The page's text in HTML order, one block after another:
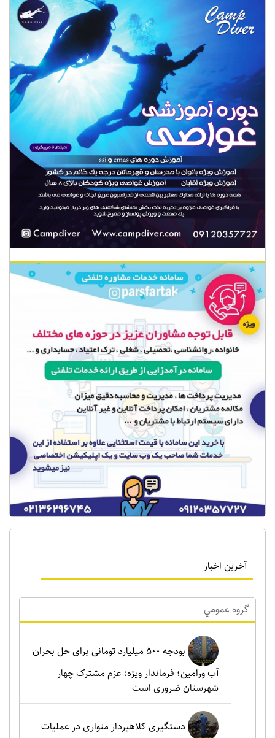
آخرین اخبار
گروه عمومي
بودجه ۵۰۰ میلیارد تومانی برای حل بحران
آب ورامین؛ فرماندار ویژه: عزم مشترک چهار
شهرستان ضروری است
دستگیری کلاهبردار متواری در عملیات